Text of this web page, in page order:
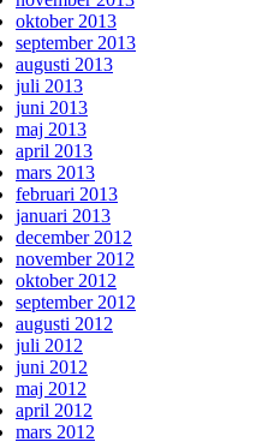
oktober 2013
september 2013
augusti 2013
juli 2013
juni 2013
maj 2013
april 2013
mars 2013
februari 2013
januari 2013
december 2012
november 2012
oktober 2012
september 2012
augusti 2012
juli 2012
juni 2012
maj 2012
april 2012
mars 2012